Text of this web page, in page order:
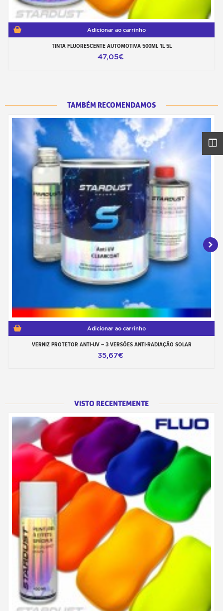
Adicionar ao carrinho
TINTA FLUORESCENTE AUTOMOTIVA 500ML 1L 5L
47,05€
TAMBÉM RECOMENDAMOS
Adicionar ao carrinho
VERNIZ PROTETOR ANTI-UV – 3 VERSÕES ANTI-RADIAÇÃO SOLAR
35,67€
VISTO RECENTEMENTE